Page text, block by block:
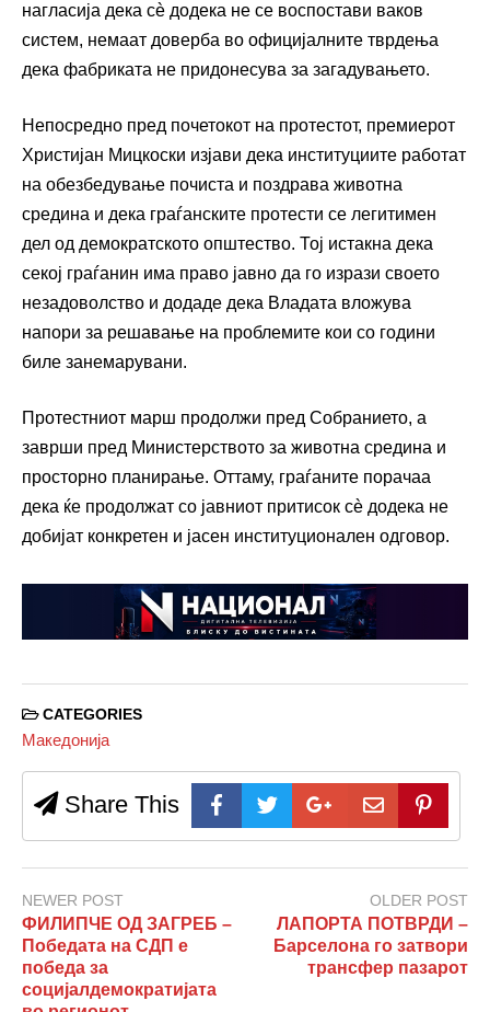
нагласија дека сè додека не се воспостави ваков
систем, немаат доверба во официјалните тврдења
дека фабриката не придонесува за загадувањето.
Непосредно пред почетокот на протестот, премиерот
Христијан Мицкоски изјави дека институциите работат
на обезбедување почиста и поздрава животна
средина и дека граѓанските протести се легитимен
дел од демократското општество. Тој истакна дека
секој граѓанин има право јавно да го изрази своето
незадоволство и додаде дека Владата вложува
напори за решавање на проблемите кои со години
биле занемарувани.
Протестниот марш продолжи пред Собранието, а
заврши пред Министерството за животна средина и
просторно планирање. Оттаму, граѓаните порачаа
дека ќе продолжат со јавниот притисок сè додека не
добијат конкретен и јасен институционален одговор.
CATEGORIES
Македонија
Share This
NEWER POST
ФИЛИПЧЕ ОД ЗАГРЕБ –
Победата на СДП е
победа за
социјалдемократијата
OLDER POST
ЛАПОРТА ПОТВРДИ –
Барселона го затвори
трансфер пазарот